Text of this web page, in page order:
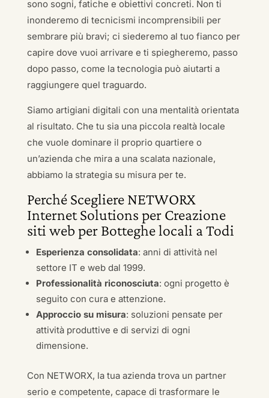
sono sogni, fatiche e obiettivi concreti. Non ti
inonderemo di tecnicismi incomprensibili per
sembrare più bravi; ci siederemo al tuo fianco per
capire dove vuoi arrivare e ti spiegheremo, passo
dopo passo, come la tecnologia può aiutarti a
raggiungere quel traguardo.
Siamo artigiani digitali con una mentalità orientata
al risultato. Che tu sia una piccola realtà locale
che vuole dominare il proprio quartiere o
un’azienda che mira a una scalata nazionale,
abbiamo la strategia su misura per te.
Perché Scegliere NETWORX
Internet Solutions per Creazione
siti web per Botteghe locali a Todi
Esperienza consolidata: anni di attività nel
settore IT e web dal 1999.
Professionalità riconosciuta: ogni progetto è
seguito con cura e attenzione.
Approccio su misura: soluzioni pensate per
attività produttive e di servizi di ogni
dimensione.
Con NETWORX, la tua azienda trova un partner
serio e competente, capace di trasformare le